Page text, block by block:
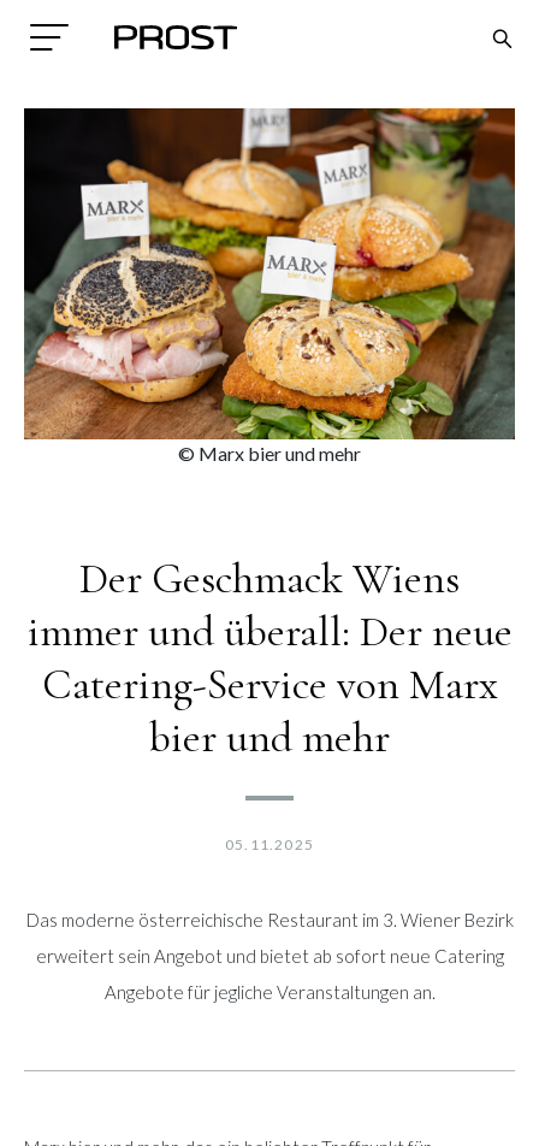
Search
© Marx bier und mehr
Der Geschmack Wiens
immer und überall: Der neue
Catering-Service von Marx
bier und mehr
05.11.2025
Das moderne österreichische Restaurant im 3. Wiener Bezirk
erweitert sein Angebot und bietet ab sofort neue Catering
Angebote für jegliche Veranstaltungen an.